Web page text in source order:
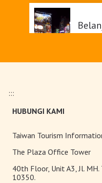
Teh
:::
HUBUNGI KAMI
Taiwan Tourism
The Plaza Office Tower
40th Floor, Unit A3, Jl.
10350.